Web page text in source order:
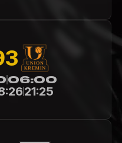
06:00
21:25